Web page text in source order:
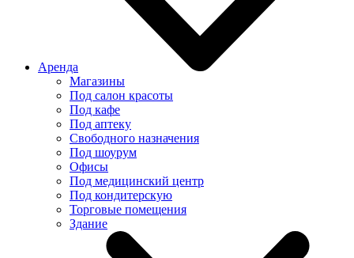
Аренда
Магазины
Под салон красоты
Под кафе
Под аптеку
Свободного назначения
Под шоурум
Офисы
Под медицинский центр
Под кондитерскую
Торговые помещения
Здание